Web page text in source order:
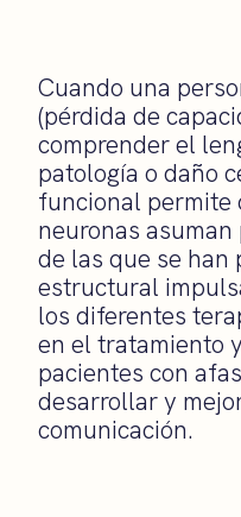
Cuando una
(pérdida de
comprender el
patología o daño
funcional permite
neuronas
de las que se han
estructural
los diferentes
en el tratamiento
pacientes con
desarrollar y
comunicación.